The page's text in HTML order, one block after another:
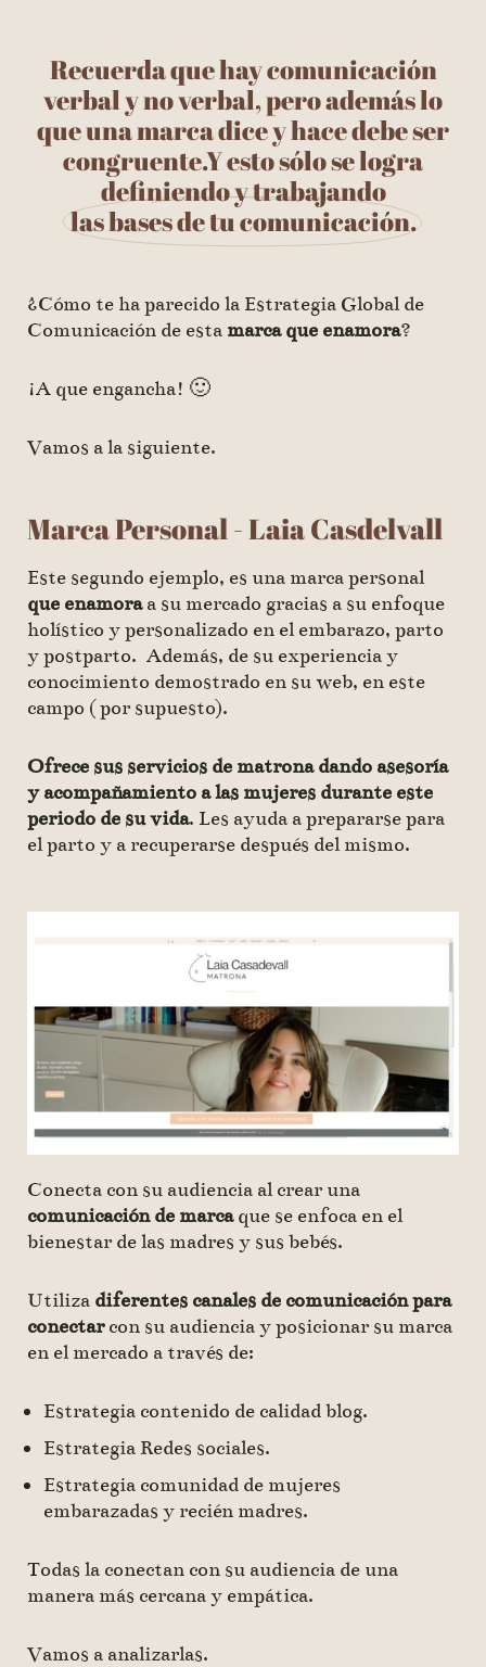
Recuerda que hay comunicación
verbal y no verbal, pero además lo
que una marca dice y hace debe ser
congruente.Y esto sólo se logra
definiendo y trabajando
las bases de tu comunicación.
¿Cómo te ha parecido la Estrategia Global de
Comunicación de esta marca que enamora?
¡A que engancha! 🙂
Vamos a la siguiente.
Marca Personal - Laia Casdelvall
Este segundo ejemplo, es una marca personal
que enamoraa su mercado gracias a su enfoque
holístico y personalizado en el embarazo, parto
y postparto. Además, de su experiencia y
conocimiento demostrado en su web, en este
campo ( por supuesto).
Ofrece sus servicios de matrona dando asesoría
y acompañamiento a las mujeres durante este
periodo de su vida. Les ayuda a prepararse para
el parto y a recuperarse después del mismo.
Conecta con su audiencia al crear una
comunicación de marcaque se enfoca en el
bienestar de las madres y sus bebés.
Utiliza diferentes canales de comunicación para
conectarcon su audiencia y posicionar su marca
en el mercado a través de:
Estrategia contenido de calidad blog.
Estrategia Redes sociales.
Estrategia comunidad de mujeres
embarazadas y recién madres.
Todas la conectan con su audiencia de una
manera más cercana y empática.
Vamos a analizarlas.